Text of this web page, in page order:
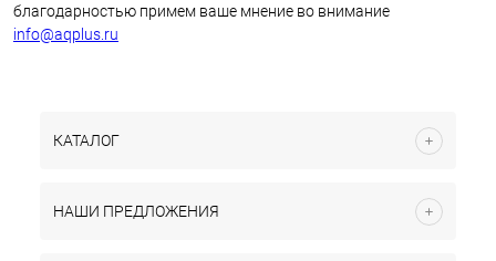
благодарностью примем ваше мнение во внимание
info@aqplus.ru
КАТАЛОГ
НАШИ ПРЕДЛОЖЕНИЯ